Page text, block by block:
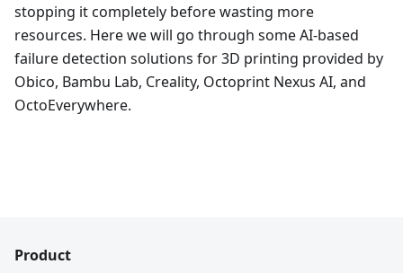
stopping it completely before wasting more
resources. Here we will go through some AI-based
failure detection solutions for 3D printing provided by
Obico, Bambu Lab, Creality, Octoprint Nexus AI, and
OctoEverywhere.
Product